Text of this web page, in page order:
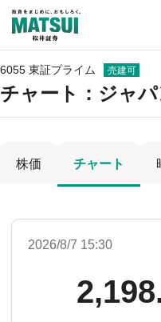
6055 東証プライム 売建可
チャート： ジャ
株価 チャート
2026/8/7 15:30